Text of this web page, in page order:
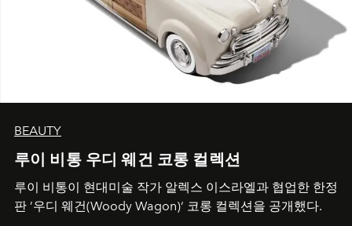
BEAUTY
루이 비통 우디 웨건 코롱 컬렉션
루이 비통이 현대미술 작가 알렉스 이스라엘과 협업한 한정
판 ’우디 웨건(Woody Wagon)‘ 코롱 컬렉션을 공개했다.